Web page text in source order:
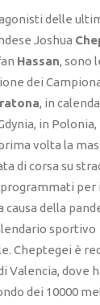
delle
Joshua
Hassan, sono
dei
, in
in Polonia,
volta la
di corsa su
per
causa della
sportivo
Cheptegei è
Valencia, dove
dei 10000